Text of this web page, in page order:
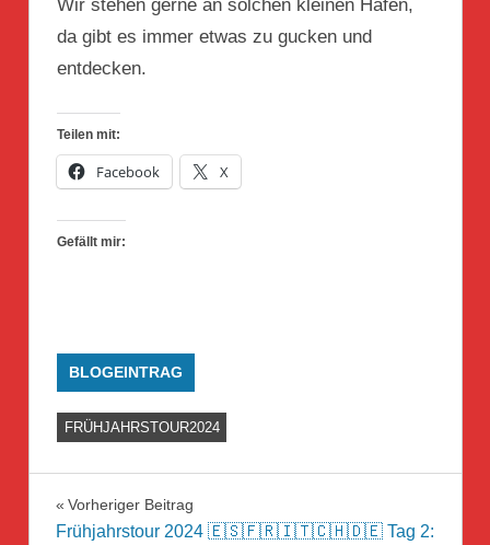
Wir stehen gerne an solchen kleinen Häfen,
da gibt es immer etwas zu gucken und
entdecken.
Teilen mit:
Facebook X
Gefällt mir:
BLOGEINTRAG
FRÜHJAHRSTOUR2024
Beitragsnavigation
Vorheriger Beitrag
Frühjahrstour 2024 🇪🇸🇫🇷🇮🇹🇨🇭🇩🇪 Tag 2: